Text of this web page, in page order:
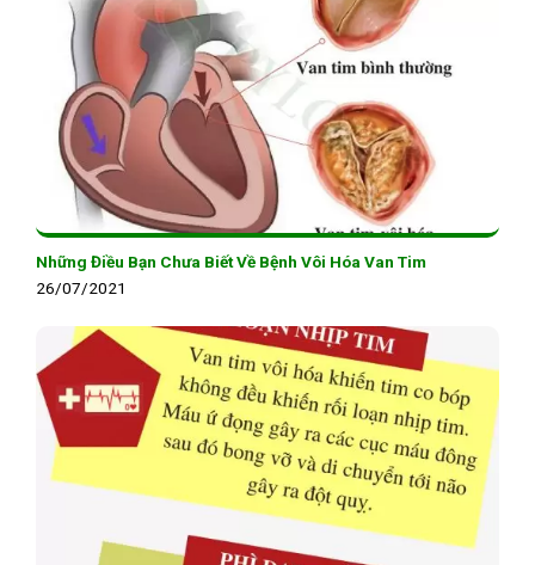
Những Điều Bạn Chưa Biết Về Bệnh Vôi Hóa Van Tim
26/07/2021